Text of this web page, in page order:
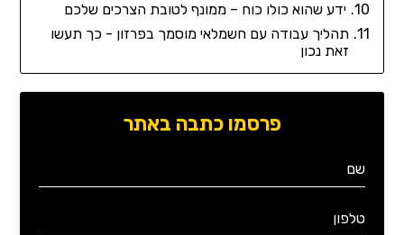
ידע שהוא כולו כוח – ממונף לטובת הצרכים שלכם
תהליך עבודה עם חשמלאי מוסמך בפרזון - כך תעשו
זאת נכון
פרסמו כתבה באתר